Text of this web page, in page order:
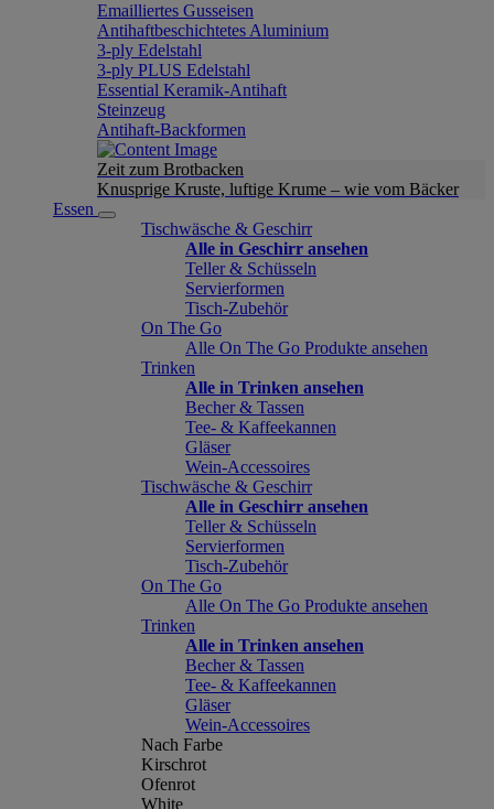
Emailliertes Gusseisen
Antihaftbeschichtetes Aluminium
3-ply Edelstahl
3-ply PLUS Edelstahl
Essential Keramik-Antihaft
Steinzeug
Antihaft-Backformen
Zeit zum Brotbacken
Knusprige Kruste, luftige Krume – wie vom Bäcker
Essen
Tischwäsche & Geschirr
Alle in Geschirr ansehen
Teller & Schüsseln
Servierformen
Tisch-Zubehör
On The Go
Alle On The Go Produkte ansehen
Trinken
Alle in Trinken ansehen
Becher & Tassen
Tee- & Kaffeekannen
Gläser
Wein-Accessoires
Tischwäsche & Geschirr
Alle in Geschirr ansehen
Teller & Schüsseln
Servierformen
Tisch-Zubehör
On The Go
Alle On The Go Produkte ansehen
Trinken
Alle in Trinken ansehen
Becher & Tassen
Tee- & Kaffeekannen
Gläser
Wein-Accessoires
Nach Farbe
Kirschrot
Ofenrot
White